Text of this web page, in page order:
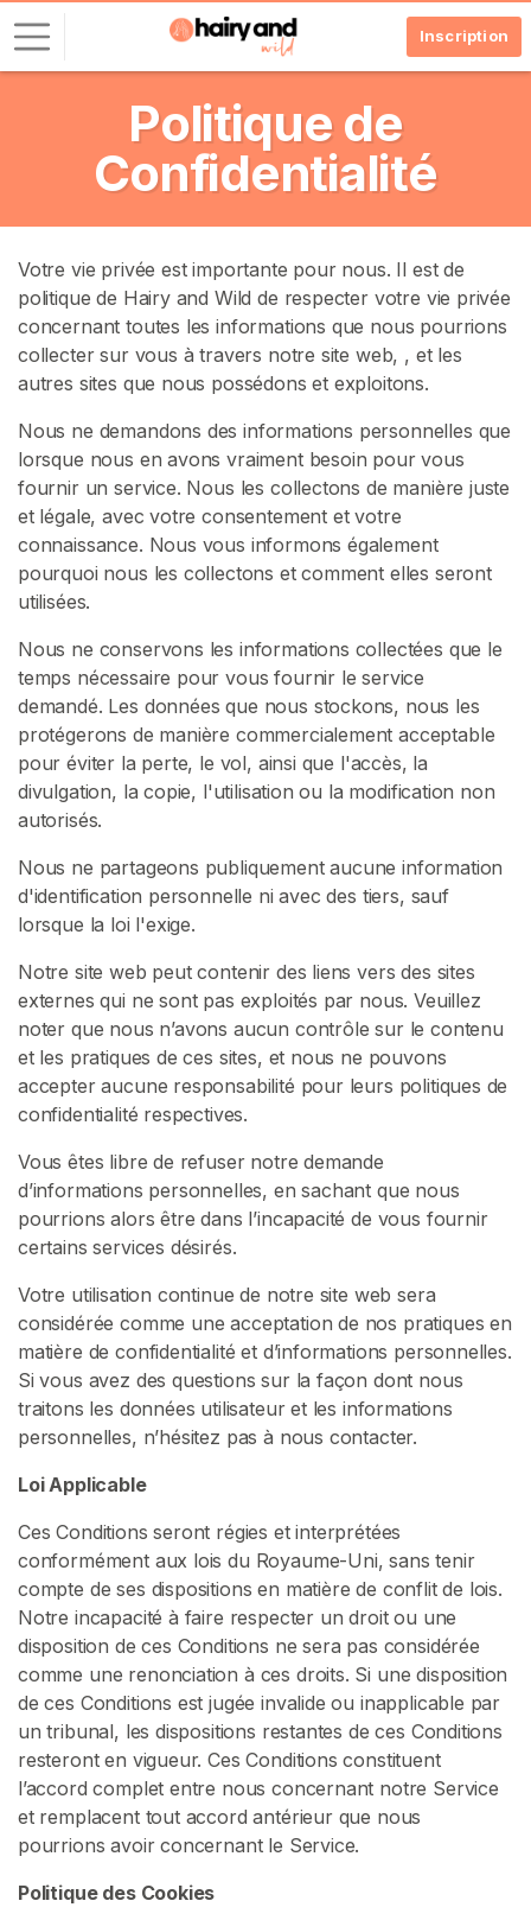
Inscription
Politique de
Confidentialité
Votre vie privée est importante pour nous. Il est de
politique de Hairy and Wild de respecter votre vie privée
concernant toutes les informations que nous pourrions
collecter sur vous à travers notre site web, , et les
autres sites que nous possédons et exploitons.
Nous ne demandons des informations personnelles que
lorsque nous en avons vraiment besoin pour vous
fournir un service. Nous les collectons de manière juste
et légale, avec votre consentement et votre
connaissance. Nous vous informons également
pourquoi nous les collectons et comment elles seront
utilisées.
Nous ne conservons les informations collectées que le
temps nécessaire pour vous fournir le service
demandé. Les données que nous stockons, nous les
protégerons de manière commercialement acceptable
pour éviter la perte, le vol, ainsi que l'accès, la
divulgation, la copie, l'utilisation ou la modification non
autorisés.
Nous ne partageons publiquement aucune information
d'identification personnelle ni avec des tiers, sauf
lorsque la loi l'exige.
Notre site web peut contenir des liens vers des sites
externes qui ne sont pas exploités par nous. Veuillez
noter que nous n’avons aucun contrôle sur le contenu
et les pratiques de ces sites, et nous ne pouvons
accepter aucune responsabilité pour leurs politiques de
confidentialité respectives.
Vous êtes libre de refuser notre demande
d’informations personnelles, en sachant que nous
pourrions alors être dans l’incapacité de vous fournir
certains services désirés.
Votre utilisation continue de notre site web sera
considérée comme une acceptation de nos pratiques en
matière de confidentialité et d’informations personnelles.
Si vous avez des questions sur la façon dont nous
traitons les données utilisateur et les informations
personnelles, n’hésitez pas à nous contacter.
Loi Applicable
Ces Conditions seront régies et interprétées
conformément aux lois du Royaume-Uni, sans tenir
compte de ses dispositions en matière de conflit de lois.
Notre incapacité à faire respecter un droit ou une
disposition de ces Conditions ne sera pas considérée
comme une renonciation à ces droits. Si une disposition
de ces Conditions est jugée invalide ou inapplicable par
un tribunal, les dispositions restantes de ces Conditions
resteront en vigueur. Ces Conditions constituent
l’accord complet entre nous concernant notre Service
et remplacent tout accord antérieur que nous
pourrions avoir concernant le Service.
Politique des Cookies
e
x
I
S
C
R
I
V
E
Z
-
V
U
S
G
R
A
T
U
I
T
M
E
N
T
A
c
c
u
i
l
a
r
c
o
u
r
r
l
e
s
v
e
n
d
e
u
r
s
o